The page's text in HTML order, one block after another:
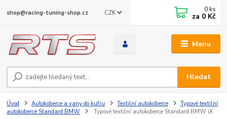
Menu
CZK
Hledat
shop@racing-tuning-shop.cz 0 ks
za 0 Kč
Úvod Autokoberce a vany do kufru Textilní autokoberce
Typové textilní
autokoberce Standard BMW
Typové textilní autokoberce Standard BMW iX